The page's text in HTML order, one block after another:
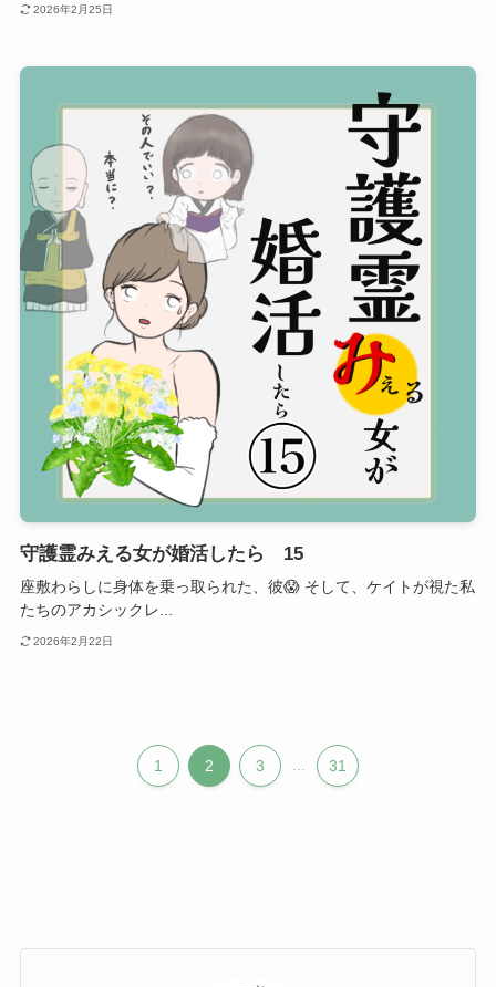
2026年2月25日
守護霊みえる女が婚活したら 15
座敷わらしに身体を乗っ取られた、彼😱 そして、ケイトが視た私
たちのアカシックレ...
2026年2月22日
1 2 3 31